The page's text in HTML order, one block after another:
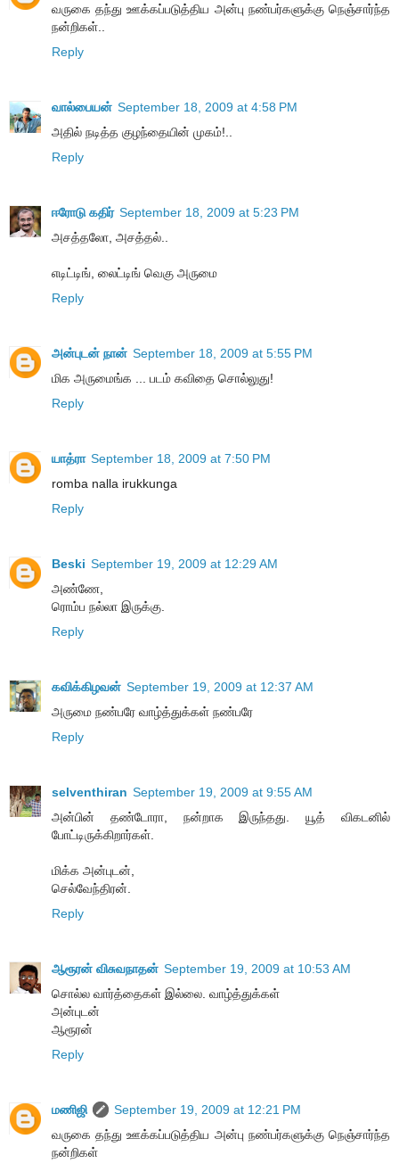
வருகை தந்து ஊக்கப்படுத்திய அன்பு நண்பர்களுக்கு நெஞ்சார்ந்த
நன்றிகள்..
Reply
வால்பையன் September 18, 2009 at 4:58 PM
அதில் நடித்த குழந்தையின் முகம்!..
Reply
ஈரோடு கதிர் September 18, 2009 at 5:23 PM
அசத்தலோ, அசத்தல்..
எடிட்டிங், லைட்டிங் வெகு அருமை
Reply
அன்புடன் நான் September 18, 2009 at 5:55 PM
மிக அருமைங்க ... படம் கவிதை சொல்லுது!
Reply
யாத்ரா September 18, 2009 at 7:50 PM
romba nalla irukkunga
Reply
Beski September 19, 2009 at 12:29 AM
அண்ணே,
ரொம்ப நல்லா இருக்கு.
Reply
கவிக்கிழவன் September 19, 2009 at 12:37 AM
அருமை நண்பரே வாழ்த்துக்கள் நண்பரே
Reply
selventhiran September 19, 2009 at 9:55 AM
அன்பின் தண்டோரா, நன்றாக இருந்தது. யூத் விகடனில்
போட்டிருக்கிறார்கள்.
மிக்க அன்புடன்,
செல்வேந்திரன்.
Reply
ஆரூரன் விசுவநாதன் September 19, 2009 at 10:53 AM
சொல்ல வார்த்தைகள் இல்லை. வாழ்த்துக்கள்
அன்புடன்
ஆரூரன்
Reply
மணிஜி
September 19, 2009 at 12:21 PM
வருகை தந்து ஊக்கப்படுத்திய அன்பு நண்பர்களுக்கு நெஞ்சார்ந்த
நன்றிகள்